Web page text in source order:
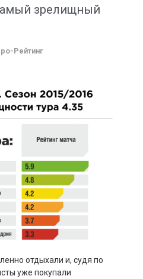
зрелищный
Рейтинг
отдыхали и, судя по
уже покупали